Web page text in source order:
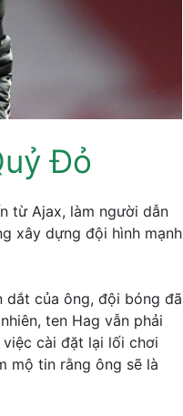
Đỏ
từ Ajax, làm người dẫn
xây dựng đội hình mạnh
dắt của ông, đội bóng đã
ten Hag vẫn phải
cài đặt lại lối chơi
mộ tin rằng ông sẽ là